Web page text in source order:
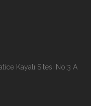
Kayalı Sitesi No:3 A